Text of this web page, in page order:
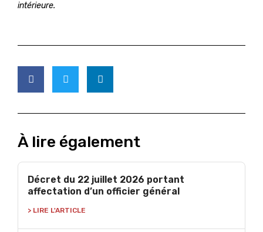
intérieure.
À lire également
Décret du 22 juillet 2026 portant
affectation d’un officier général
> LIRE L'ARTICLE